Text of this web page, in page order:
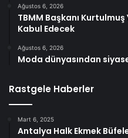
Ağustos 6, 2026
TBMM Başkanı Kurtulmuş
Kabul Edecek
Ağustos 6, 2026
Moda dünyasından
Rastgele Haberler
Mart 6, 2025
Antalya Halk Ekmek